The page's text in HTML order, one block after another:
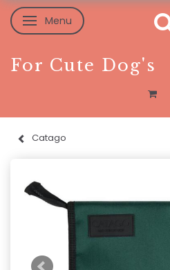
Skifte navigation
Menu
For Cute Dog's
Catago